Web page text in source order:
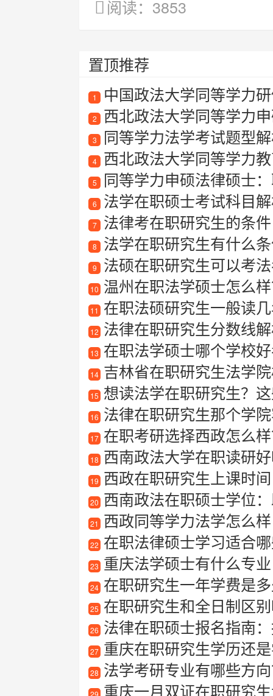
阅读：3853
置顶推荐
1 中国政法大学同等学力
2 西北政法大学同等学力
3 同等学力法学考试题型
4 西北政法大学同等学力
5 同等学力申硕法律硕士
6 法学在职硕士考试科目
7 法律考在职研究生的条件
8 法学在职研究生有什么
9 法硕在职研究生可以考
10 温州在职法学硕士怎么
11 在职法硕研究生一般读
12 法律在职研究生分数线
13 在职法学硕士哪个学校
14 吉林省在职研究生法学
15 想读法学在职研究生？
16 法律在职研究生那个学
17 在职考研选择西政怎么样
18 西南政法大学在职读研
19 西政在职研究生上课时间
20 西南政法在职硕士学位
21 西政同等学力法学怎么样
22 在职法律硕士学习适合哪些
23 重庆法学硕士有什么专业
24 在职研究生一年学费是
25 在职研究生和全日制区
26 法律在职硕士报名指南
27 重庆在职研究生学历还
28 法学考研专业有哪些方
29 重庆一月双证在职研究